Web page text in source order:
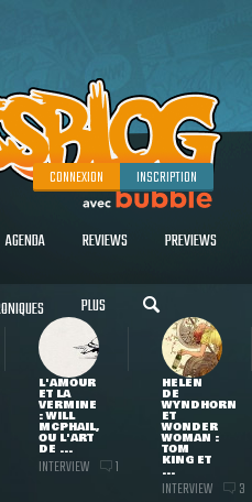
CONNEXION INSCRIPTION
AGENDA REVIEWS PREVIEWS
PLUS
L'AMOUR
ET LA
VERMINE
: WILL
MCPHAIL,
OU L'ART
DE ...
INTERVIEW 1
HELEN
DE
WYNDHORN
ET
WONDER
WOMAN :
TOM
KING ET
...
INTERVIEW 3